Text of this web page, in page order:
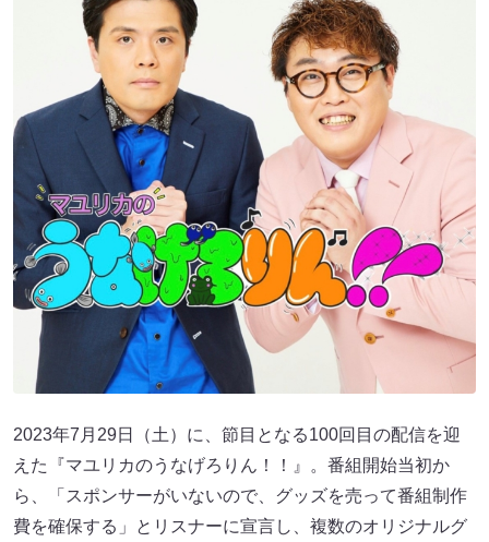
2023年7月29日（土）に、節目となる100回目の配信を迎
えた『マユリカのうなげろりん！！』。番組開始当初か
ら、「スポンサーがいないので、グッズを売って番組制作
費を確保する」とリスナーに宣言し、複数のオリジナルグ